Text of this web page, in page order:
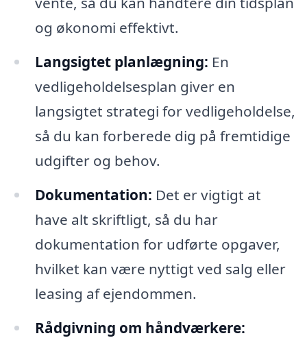
og økonomi effektivt.
Langsigtet planlægning: En
vedligeholdelsesplan giver en
langsigtet strategi for vedligeholdelse,
så du kan forberede dig på fremtidige
udgifter og behov.
Dokumentation: Det er vigtigt at
have alt skriftligt, så du har
dokumentation for udførte opgaver,
hvilket kan være nyttigt ved salg eller
leasing af ejendommen.
Rådgivning om håndværkere: